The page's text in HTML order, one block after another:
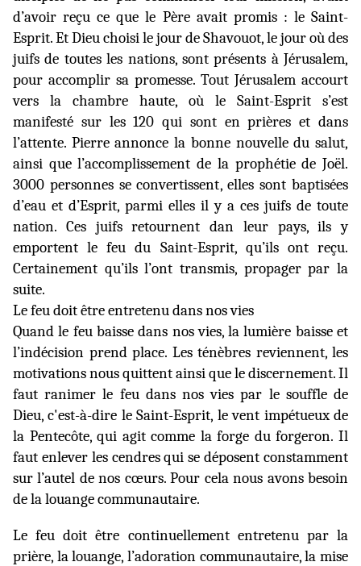
d’avoir reçu ce que le Père avait promis : le Saint-
Esprit. Et Dieu choisi le jour de Shavouot, le jour où des
juifs de toutes les nations, sont présents à Jérusalem,
pour accomplir sa promesse. Tout Jérusalem accourt
vers la chambre haute, où le Saint-Esprit s’est
manifesté sur les 120 qui sont en prières et dans
l’attente. Pierre annonce la bonne nouvelle du salut,
ainsi que l’accomplissement de la prophétie de Joël.
3000 personnes se convertissent, elles sont baptisées
d’eau et d’Esprit, parmi elles il y a ces juifs de toute
nation. Ces juifs retournent dan leur pays, ils y
emportent le feu du Saint-Esprit, qu’ils ont reçu.
Certainement qu’ils l’ont transmis, propager par la
suite.
Le feu doit être entretenu dans nos vies
Quand le feu baisse dans nos vies, la lumière baisse et
l’indécision prend place. Les ténèbres reviennent, les
motivations nous quittent ainsi que le discernement. Il
faut ranimer le feu dans nos vies par le souffle de
Dieu, c'est-à-dire le Saint-Esprit, le vent impétueux de
la Pentecôte, qui agit comme la forge du forgeron. Il
faut enlever les cendres qui se déposent constamment
sur l’autel de nos cœurs.Pour cela nous avons besoin
de la louange communautaire.
Lefeu doit être continuellement entretenu par la
prière, la louange, l’adoration communautaire, la mise